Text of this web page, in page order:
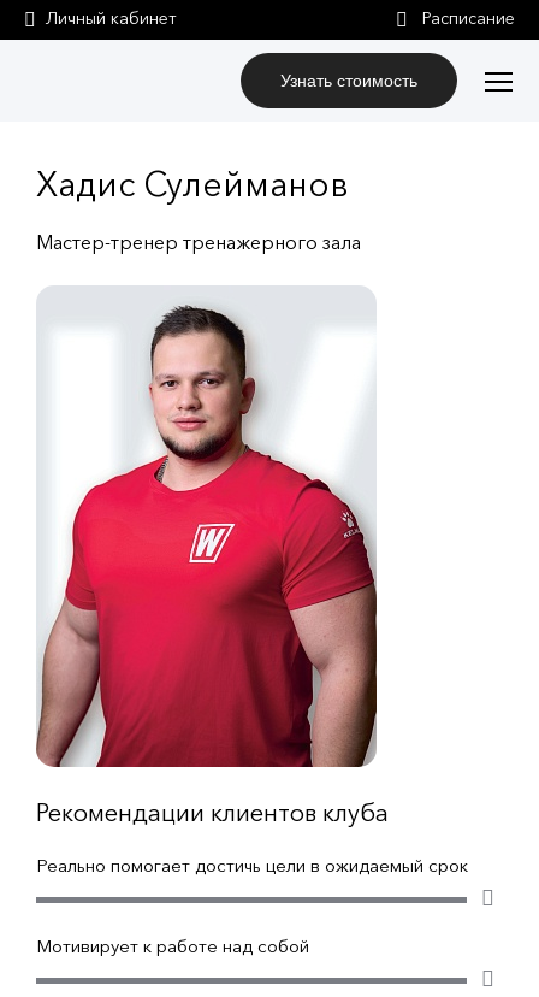
Личный кабинет
Узнать стоимость
Хадис Сулейманов
Мастер-тренер тренажерного зала
Рекомендации клиентов клуба
Реально помогает достичь цели в ожидаемый срок
Мотивирует к работе над собой